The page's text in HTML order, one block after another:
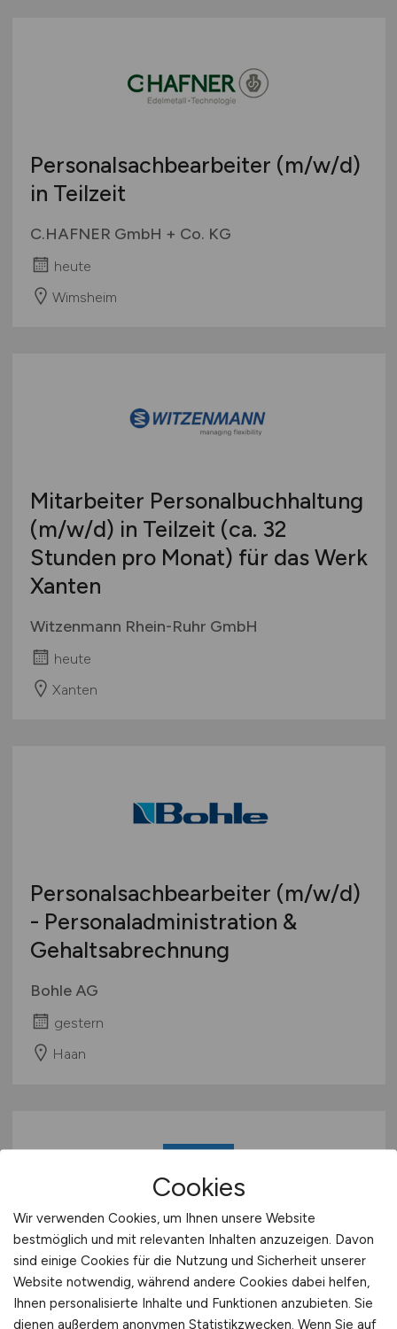
Personalsachbearbeiter (m/w/d)
in Teilzeit
C.HAFNER GmbH + Co. KG
heute
Wimsheim
Mitarbeiter Personalbuchhaltung
(m/w/d) in Teilzeit (ca. 32
Stunden pro Monat) für das Werk
Xanten
Witzenmann Rhein-Ruhr GmbH
heute
Xanten
Personalsachbearbeiter (m/w/d)
- Personaladministration &
Gehaltsabrechnung
Bohle AG
gestern
Haan
Disponent(m/w/d)
Personaleinsatzplanung
Cookies
Wir verwenden Cookies, um Ihnen unsere Website
bestmöglich und mit relevanten Inhalten anzuzeigen. Davon
sind einige Cookies für die Nutzung und Sicherheit unserer
Website notwendig, während andere Cookies dabei helfen,
Ihnen personalisierte Inhalte und Funktionen anzubieten. Sie
dienen außerdem anonymen Statistikzwecken. Wenn Sie auf